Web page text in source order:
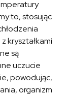
to, stosując
kryształkami
są
uczucie
powodując,
organizm